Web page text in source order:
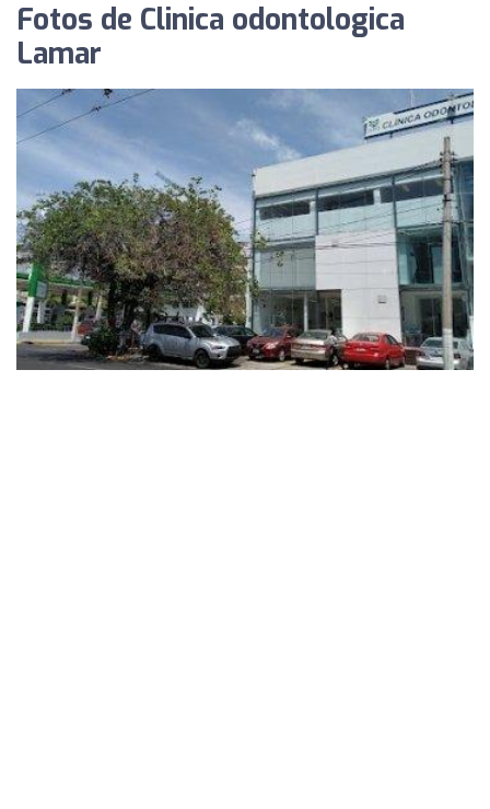
Fotos de Clinica odontologica
Lamar